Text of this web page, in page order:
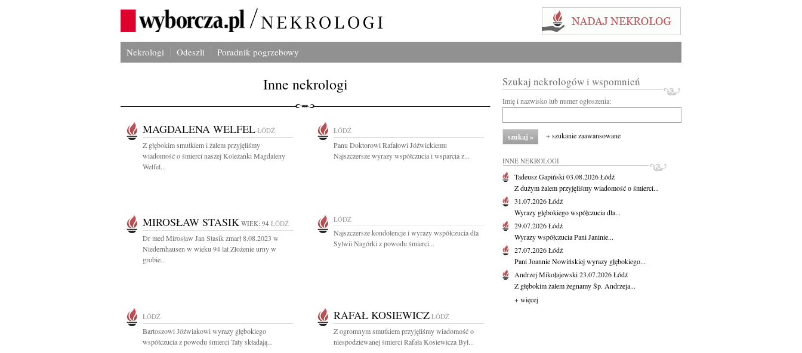
Nekrologi Odeszli Poradnik pogrzebowy
Inne nekrologi
MAGDALENA WELFEL ŁÓDŹ
Z głębokim smutkiem i żalem przyjęliśmy
wiadomość o śmierci naszej Koleżanki Magdaleny
Welfel...
ŁÓDŹ
Panu Doktorowi Rafałowi Jóźwickiemu
Najszczersze wyrazy współczucia i wsparcia z...
MIROSŁAW STASIK WIEK: 94 ŁÓDŹ
Dr med Mirosław Jan Stasik zmarł 8.08.2023 w
Niedernhausen w wieku 94 lat Złożenie urny w
grobie...
ŁÓDŹ
Najszczersze kondolencje i wyrazy współczucia dla
Sylwii Nagórki z powodu śmierci...
ŁÓDŹ
Bartoszowi Jóźwiakowi wyrazy głębokiego
współczucia z powodu śmierci Taty składają...
RAFAŁ KOSIEWICZ ŁÓDŹ
Z ogromnym smutkiem przyjęliśmy wiadomość o
niespodziewanej śmierci Rafała Kosiewicza Był...
Szukaj nekrologów i wspomnień
Imię i nazwisko lub numer ogłoszenia:
+ szukanie zaawansowane
INNE NEKROLOGI
Tadeusz Gapiński03.08.2026Łódź
Z dużym żalem przyjęliśmy wiadomość o śmierci...
31.07.2026Łódź
Wyrazy głębokiego współczucia dla...
29.07.2026Łódź
Wyrazy współczucia Pani Janinie...
27.07.2026Łódź
Pani Joannie Nowińskiej wyrazy głębokiego...
Andrzej Mikołajewski23.07.2026Łódź
Z głębokim żalem żegnamy Śp. Andrzeja...
+ więcej